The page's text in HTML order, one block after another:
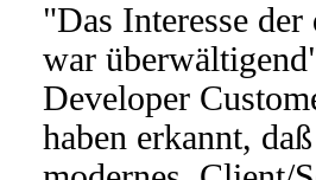
"Das Interesse
war
Developer
haben erkannt,